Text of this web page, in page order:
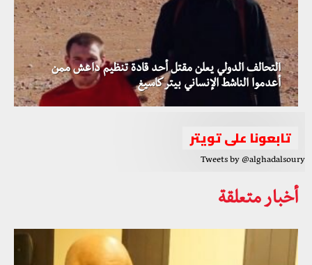
التحالف الدولي يعلن مقتل أحد قادة تنظيم داعش ممن
أعدموا الناشط الإنساني بيتر كاسيغ
تابعونا على تويتر
Tweets by @alghadalsoury
أخبار متعلقة